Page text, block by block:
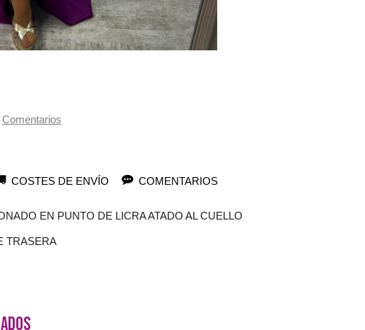
Comentarios
COSTES DE ENVÍO COMENTARIOS
EN PUNTO DE LICRA ATADO AL CUELLO
TRASERA